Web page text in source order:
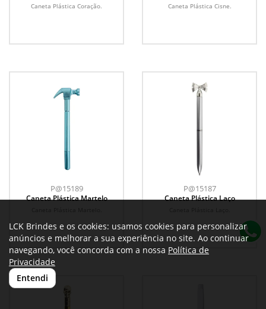
Caneta Plástica Coração. Caneta Plástica Cisne.
P@15189
Caneta Plástica Martelo
P@15187
Caneta Plástica Laço
LCK Brindes e os cookies: usamos cookies para personalizar
anúncios e melhorar a sua experiência no site. Ao continuar
navegando, você concorda com a nossa Política de
Privacidade
Entendi